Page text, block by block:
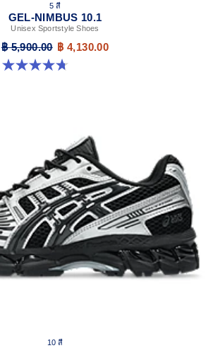
5 สี
GEL-NIMBUS 10.1
Unisex Sportstyle Shoes
฿ 5,900.00 ฿ 4,130.00
4.7 จาก 5 ดาว 306 รีวิว
10 สี